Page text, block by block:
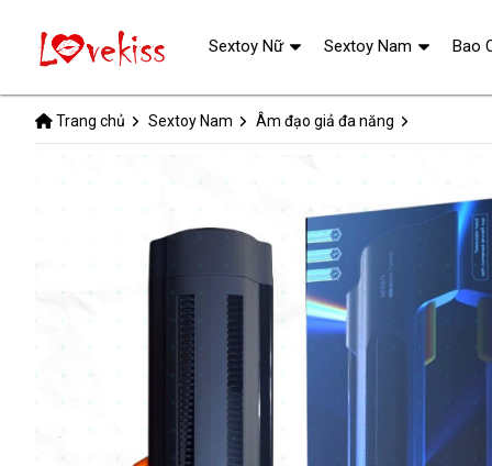
Trang chủ Sextoy Nam Âm đạo giả đa năng
Sextoy Nữ Sextoy Nam Bao